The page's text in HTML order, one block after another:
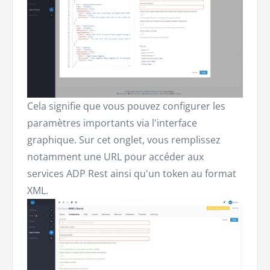
Cela signifie que vous pouvez configurer les
paramètres importants via l'interface
graphique. Sur cet onglet, vous remplissez
notamment une URL pour accéder aux
services ADP Rest ainsi qu'un token au format
XML.